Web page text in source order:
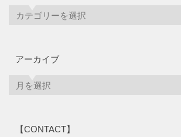
アーカイブ
【CONTACT】